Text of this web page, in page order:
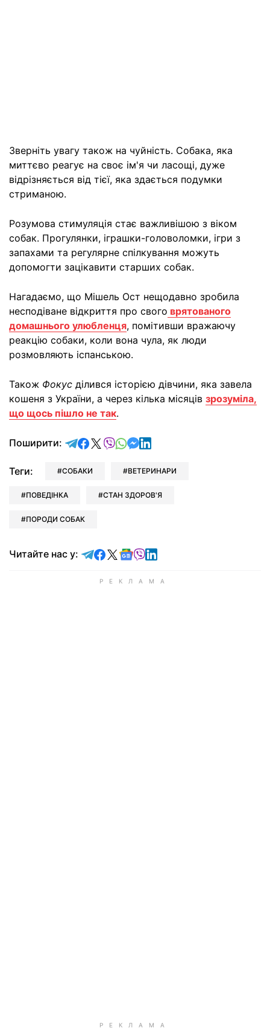
Зверніть увагу також на чуйність. Собака, яка
миттєво реагує на своє ім'я чи ласощі, дуже
відрізняється від тієї, яка здається подумки
стриманою.
Розумова стимуляція стає важливішою з віком
собак. Прогулянки, іграшки-головоломки, ігри з
запахами та регулярне спілкування можуть
допомогти зацікавити старших собак.
Нагадаємо, що Мішель Ост нещодавно зробила
несподіване відкриття про свого врятованого
домашнього улюбленця, помітивши вражаючу
реакцію собаки, коли вона чула, як люди
розмовляють іспанською.
Також Фокус ділився історією дівчини, яка завела
кошеня з України, а через кілька місяців зрозуміла,
що щось пішло не так.
Поширити: відправити у Telegram
поділитись у Facebook
поділитись у X
відправити у Viber
відправити у Whatsapp
відправити у Messenger
відправити у LinkedIn
Теги: СОБАКИ ВЕТЕРИНАРИ
ПОВЕДІНКА СТАН ЗДОРОВ'Я
ПОРОДИ СОБАК
Читайте нас у: Читайте у Telegram
Читайте у Facebook
Читайте у X
Читайте у Google news
Читайте у Viber
Читайте у LinkedIn